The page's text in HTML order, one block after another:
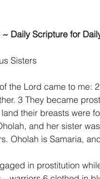
Daily Scripture for
Sisters
the Lord came to me:
3 They became
their breasts were
and her sister
Oholah is Samaria,
in prostitution